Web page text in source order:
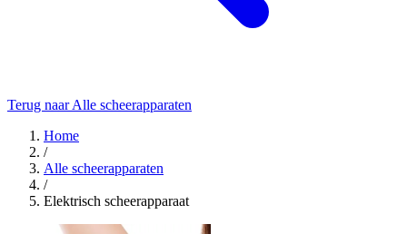
Terug naar Alle scheerapparaten
Home
/
Alle scheerapparaten
/
Elektrisch scheerapparaat